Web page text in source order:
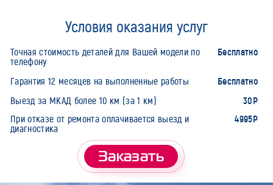
Условия оказания услуг
Точная стоимость деталей для Вашей модели по
телефону
Бесплатно
Гарантия 12 месяцев на выполненные работы Бесплатно
Выезд за МКАД более 10 км (за 1 км) 30Р
При отказе от ремонта оплачивается выезд и
диагностика
4995Р
Заказать